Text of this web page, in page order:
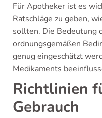
Für Apotheker ist es
Ratschläge zu geben,
sollten. Die Bedeutung
ordnungsgemäßen
genug eingeschätzt
Medikaments
Richtlinien
Gebrauch